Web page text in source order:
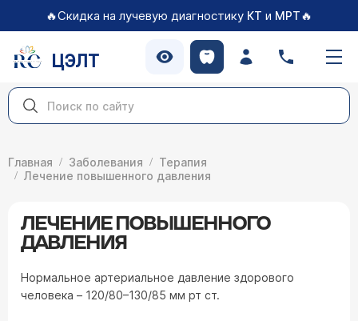
🔥Скидка на лучевую диагностику КТ и МРТ🔥
ЦЭЛТ
Главная Заболевания
Терапия
Лечение повышенного давления
ЛЕЧЕНИЕ ПОВЫШЕННОГО
ДАВЛЕНИЯ
Нормальное артериальное давление здорового
человека – 120/80–130/85 мм рт ст.